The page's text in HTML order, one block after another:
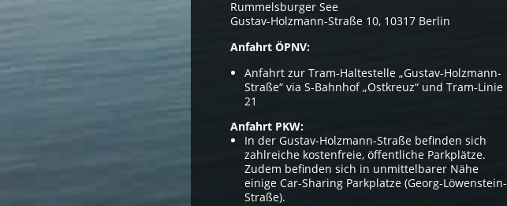
Rummelsburger See
Gustav-Holzmann-Straße 10, 10317 Berlin
Anfahrt ÖPNV:
Anfahrt zur Tram-Haltestelle „Gustav-Holzmann-
Straße“ via S-Bahnhof „Ostkreuz“ und Tram-Linie
21
Anfahrt PKW:
In der Gustav-Holzmann-Straße befinden sich
zahlreiche kostenfreie, öffentliche Parkplätze.
Zudem befinden sich in unmittelbarer Nähe
einige Car-Sharing Parkplatze (Georg-Löwenstein-
Straße).